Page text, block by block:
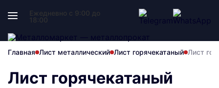
Ежедневно с 9:00 до
18:00
Главная Лист металлический Лист горячекатаный Лист
Лист горячекатаный